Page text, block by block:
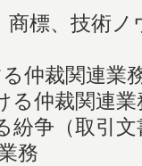
商標、技術
仲裁関連業
る仲裁関連業
紛争（取引
務